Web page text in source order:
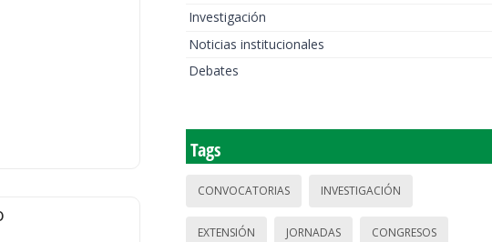
Investigación
Noticias institucionales
Debates
Tags
CONVOCATORIAS INVESTIGACIÓN
EXTENSIÓN JORNADAS CONGRESOS